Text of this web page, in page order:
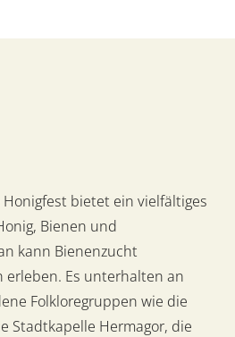
bietet ein vielfältiges
Bienen und
kann Bienenzucht
Es unterhalten an
Folkloregruppen wie die
Stadtkapelle Hermagor, die